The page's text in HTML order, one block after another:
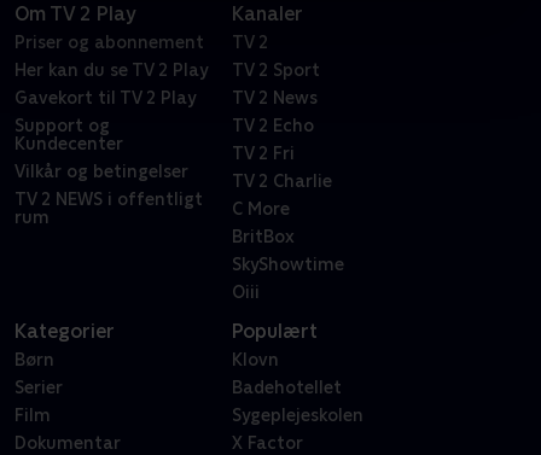
Om TV 2 Play
Priser og abonnement
Her kan du se TV 2 Play
Gavekort til TV 2 Play
Support og
Kundecenter
Vilkår og betingelser
TV 2 NEWS i offentligt
rum
Kanaler
TV 2
TV 2 Sport
TV 2 News
TV 2 Echo
TV 2 Fri
TV 2 Charlie
C More
BritBox
SkyShowtime
Oiii
Kategorier
Børn
Serier
Film
Dokumentar
Populært
Klovn
Badehotellet
Sygeplejeskolen
X Factor